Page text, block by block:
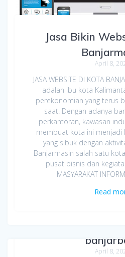
Jasa Bikin
April 8,
JASA WEBSITE DI KOTA
adalah ibu kota
perekonomian yang terus
saat. Dengan adanya
perkantoran, kawasan
membuat kota ini menjadi
yang sibuk dengan
Banjarmasin salah satu
pusat bisnis dan
MASYARAKAT
Read
April 8,